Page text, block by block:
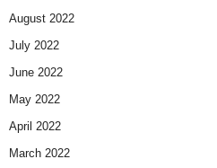
August 2022
July 2022
June 2022
May 2022
April 2022
March 2022